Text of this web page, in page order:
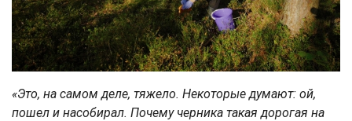
«Это, на самом деле, тяжело. Некоторые думают: ой,
пошел и насобирал. Почему черника такая дорогая на